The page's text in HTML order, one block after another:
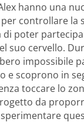
hanno una
controllare la
di poter
suo cervello.
impossibile
e scoprono in
toccare lo
da